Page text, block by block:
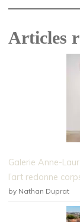
Articles
Galerie Anne-
l’art redonne
by Nathan Duprat